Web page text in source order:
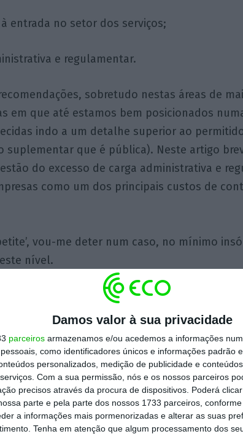
Damos valor à sua privacidade
parceiros armazenamos e/ou acedemos a informações
como identificadores únicos e informações padrão
personalizados, medição de publicidade e
Com a sua permissão, nós e os nossos parceiros
precisos através da procura de dispositivos. Poderá
parte e pela parte dos nossos 1733 parceiros,
a informações mais pormenorizadas e alterar as suas
Tenha em atenção que algum processamento dos
entrada no setor dos serviços;
e regulamentar.
sobretudo nestas áreas de
em que até estamos bem posicionados
indo a um detalhe superior ao
suplementar que é pública). Neste artigo
do excesso de carga administrativa e
como um dos principais custos de
vou-me deter num caso, no mínimo
nível.
Comporta regulatória” – regra ‘one-in
custos de contexto, um outro de custo
há mais de 10 anos por imposição da
de Ajustamento Económico e Financeiro
ambiente de negócios da nossa economia,
adiamentosine diaé o retrato perfeito do
governos em matéria de eficiência